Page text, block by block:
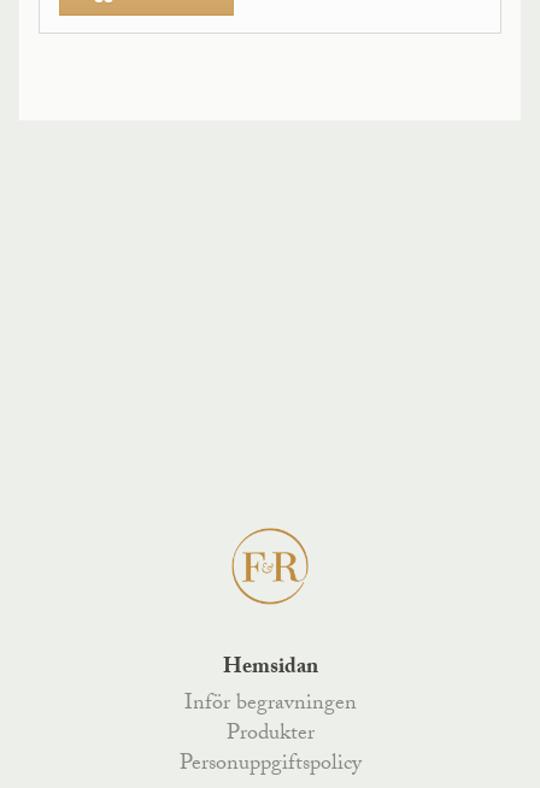
Hemsidan
Inför begravningen
Produkter
Personuppgiftspolicy